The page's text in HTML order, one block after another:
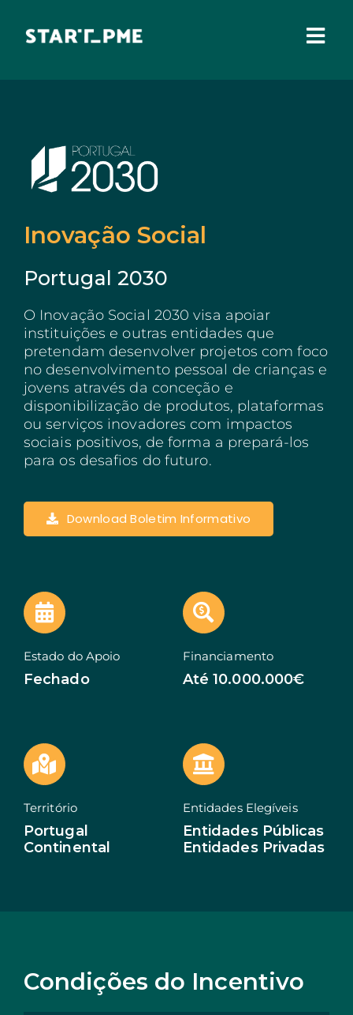
content
Fundo Santa Casa
Pares 3.0
Benefícios Fiscais
Administração Local
IEFP
Madeira
Algarve
PRR
PEPAC Agricultura
ABRIR UM NEGÓCIO
NOTÍCIAS
Inovação Social
Portugal 2030
O Inovação Social 2030 visa apoiar
instituições e outras entidades que
pretendam desenvolver projetos com foco
no desenvolvimento pessoal de crianças e
jovens através da conceção e
disponibilização de produtos, plataformas
ou serviços inovadores com impactos
sociais positivos, de forma a prepará-los
para os desafios do futuro.
Download Boletim Informativo
Estado do Apoio
Fechado
Financiamento
Até 10.000.000€
Território
Portugal
Continental
Entidades Elegíveis
Entidades Públicas
Entidades Privadas
Condições do Incentivo